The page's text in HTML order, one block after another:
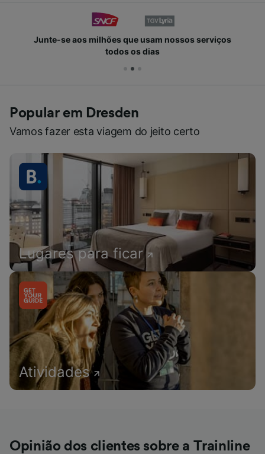
Junte-se aos milhões que usam nossos serviços
todos os dias
Popular em Dresden
Vamos fazer esta viagem do jeito certo
Lugares para ficar
Atividades
Opinião dos clientes sobre a Trainline